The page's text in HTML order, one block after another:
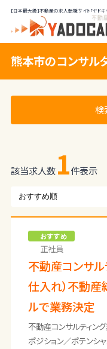
【日本最大級】不動産の求人転職サイト「ヤドキ
熊本市のコンサル
検
該当求人数1件表示
おすすめ
正社員
不動産コンサル
仕入れ）不動産
ルで業務決定
不動産コンサルティン
ポジション／ポテンシ